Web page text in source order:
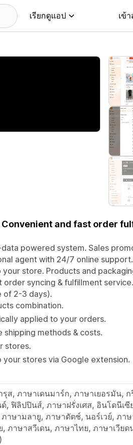
เรียกดูแอป เข้
and fast order
powered system. Sales
agent with 24/7 online
store. Products and
order syncing & fulfillment
of 2-3 days).
combination.
applied to your orders.
shipping methods & costs.
stores.
stores via Google extension.
ส, ภาษาเดนมาร์ก, ภาษาเยอรมัน,
, ฟิลิปปินส์, ภาษาฝรั่งเศส, อินโดนีเซี
าษามลายู, ภาษาดัตช์, นอร์เวย์, ภา
, ภาษาสวีเดน, ภาษาไทย, ภาษาเวีย